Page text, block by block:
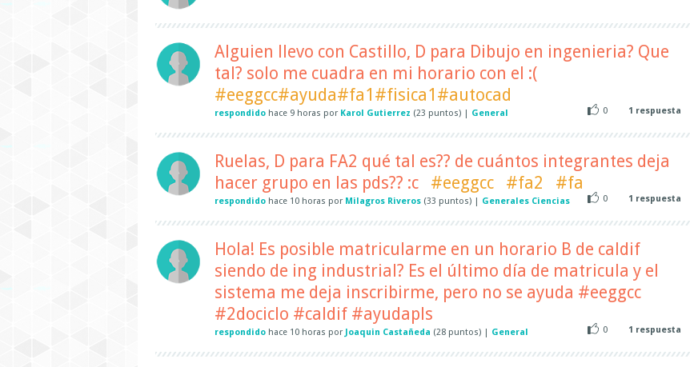
Alguien llevo con Castillo, D para Dibujo en ingenieria? Que
tal? solo me cuadra en mi horario con el :(
#eeggcc#ayuda#fa1#fisica1#autocad
respondido hace 9 horas por Karol Gutierrez (23 puntos) General 0 1 respuesta
Ruelas, D para FA2 qué tal es?? de cuántos integrantes deja
hacer grupo en las pds?? :c
#eeggcc #fa2 #fa
respondido hace 10 horas por Milagros Riveros (33 puntos) Generales Ciencias 0 1 respuesta
Hola! Es posible matricularme en un horario B de caldif
siendo de ing industrial? Es el último día de matricula y el
sistema me deja inscribirme, pero no se ayuda #eeggcc
#2dociclo #caldif #ayudapls
respondido hace 10 horas por Joaquin Castañeda (28 puntos) General 0 1 respuesta